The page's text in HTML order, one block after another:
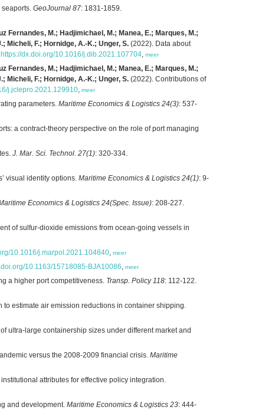
GeoJournal 87: 1831-1859.
Fernandes, M.; Hadjimichael, M.; Manea, E.; Marques, M.;
Micheli, F.; Hornidge, A.-K.; Unger, S. (2022). Data about
https://dx.doi.org/10.1016/j.dib.2021.107704, meer
Fernandes, M.; Hadjimichael, M.; Manea, E.; Marques, M.;
Micheli, F.; Hornidge, A.-K.; Unger, S. (2022). Contributions of
j.jclepro.2021.129910, meer
parameters. Maritime Economics & Logistics 24(3): 537-
a contract-theory perspective on the role of port managing
J. Mar. Sci. Technol. 27(1): 320-334.
visual identity options. Maritime Economics & Logistics 24(1): 9-
Economics & Logistics 24(Spec. Issue): 208-227.
of sulfur-dioxide emissions from ocean-going vessels in
10.1016/j.marpol.2021.104840, meer
10.1163/15718085-BJA10086, meer
a higher port competitiveness. Transp. Policy 118: 112-122.
to estimate air emission reductions in container shipping.
ultra-large containership sizes under different market and
versus the 2008-2009 financial crisis. Maritime
attributes for effective policy integration.
and development. Maritime Economics & Logistics 23: 444-